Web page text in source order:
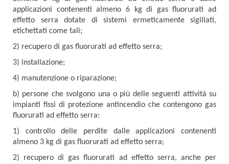
applicazioni contenenti almeno 6 kg di gas fluorurati ad
effetto serra dotate di sistemi ermeticamente sigillati,
etichettati come tali;
2) recupero di gas fluorurati ad effetto serra;
3) installazione;
4) manutenzione o riparazione;
b) persone che svolgono una o più delle seguenti attività su
impianti fissi di protezione antincendio che contengono gas
fluorurati ad effetto serra:
1) controllo delle perdite dalle applicazioni contenenti
almeno 3 kg di gas fluorurati ad effetto serra;
2) recupero di gas fluorurati ad effetto serra, anche per